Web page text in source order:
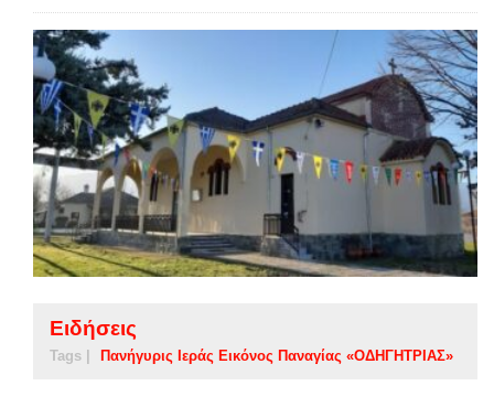
Ειδήσεις
Tags | Πανήγυρις Ιεράς Εικόνος Παναγίας «ΟΔΗΓΗΤΡΙΑΣ»